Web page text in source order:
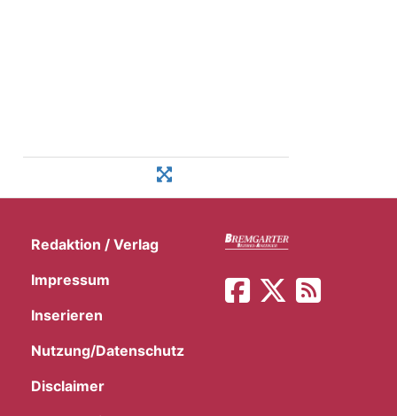
Redaktion / Verlag
Impressum
Inserieren
Nutzung/Datenschutz
Disclaimer